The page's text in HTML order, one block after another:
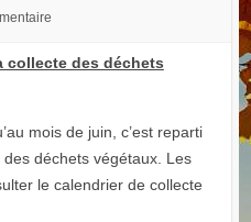
collecte des déchets
mois de juin, c’est reparti
déchets végétaux. Les
le calendrier de collecte